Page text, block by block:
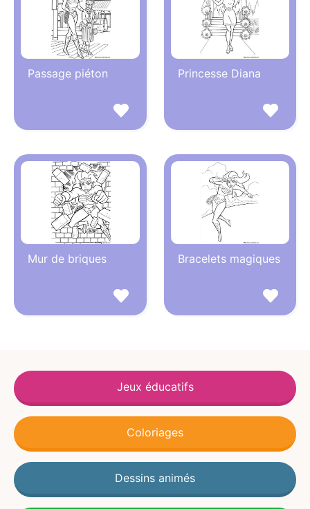
Passage piéton Princesse Diana
Mur de briques Bracelets magiques
Jeux éducatifs
Coloriages
Dessins animés